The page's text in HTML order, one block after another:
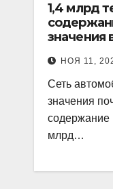
1,4 млрд
значения
НОЯ 11,
Сеть
значения
содержание
млрд…